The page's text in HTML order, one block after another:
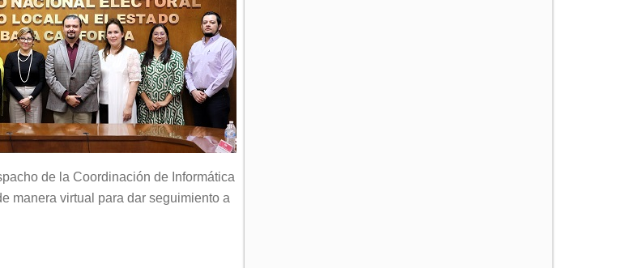
de la Coordinación de Informática
manera virtual para dar seguimiento a